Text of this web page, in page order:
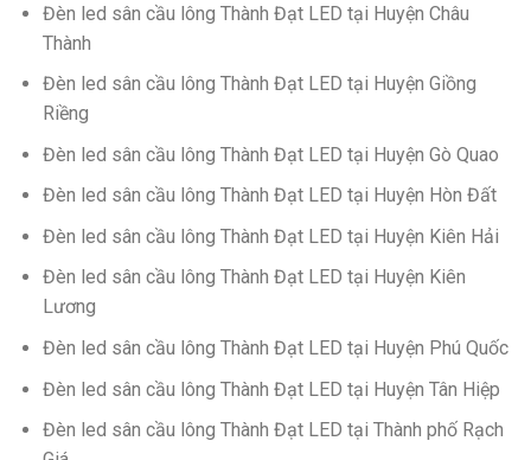
Đèn led sân cầu lông Thành Đạt LED tại Huyện Châu
Thành
Đèn led sân cầu lông Thành Đạt LED tại Huyện Giồng
Riềng
Đèn led sân cầu lông Thành Đạt LED tại Huyện Gò Quao
Đèn led sân cầu lông Thành Đạt LED tại Huyện Hòn Đất
Đèn led sân cầu lông Thành Đạt LED tại Huyện Kiên Hải
Đèn led sân cầu lông Thành Đạt LED tại Huyện Kiên
Lương
Đèn led sân cầu lông Thành Đạt LED tại Huyện Phú Quốc
Đèn led sân cầu lông Thành Đạt LED tại Huyện Tân Hiệp
Đèn led sân cầu lông Thành Đạt LED tại Thành phố Rạch